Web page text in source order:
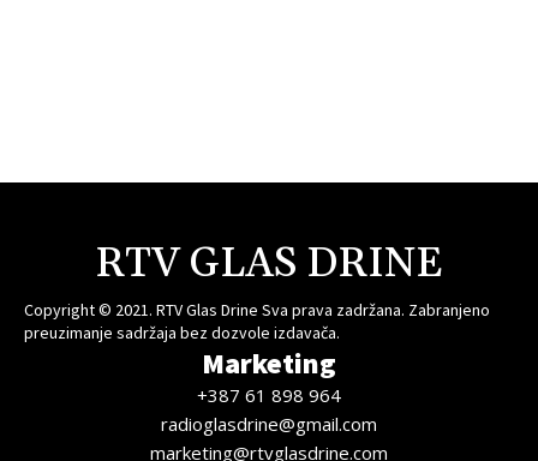
RTV GLAS DRINE
Copyright © 2021. RTV Glas Drine Sva prava zadržana. Zabranjeno
preuzimanje sadržaja bez dozvole izdavača.
Marketing
+387 61 898 964
radioglasdrine@gmail.com
marketing@rtvglasdrine.com